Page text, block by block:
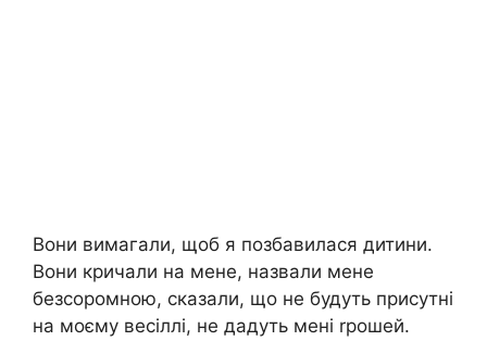
Вони вимагали, щоб я позбавилася дитини.
Вони кричали на мене, назвали мене
безсоромною, сказали, що не будуть присутні
на моєму весіллі, не дадуть мені rрошей.